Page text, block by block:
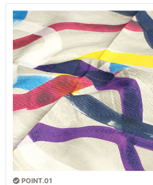
POINT.01